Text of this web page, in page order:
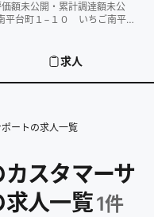
額未公開 ・ 累計調達額未公
平台町１−１０ いちご南平台
求人
ートの求人一覧
スタマーサ
人一覧1件